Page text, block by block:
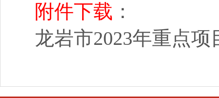
附件下载 ：
龙岩市2023年重点